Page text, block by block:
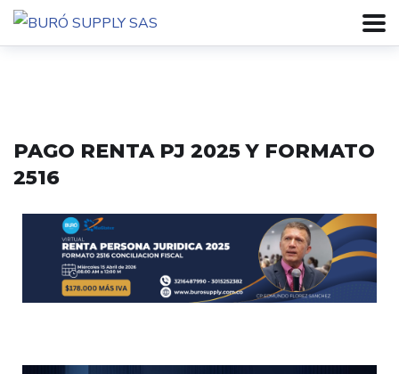
PAGO RENTA PJ 2025 Y FORMATO
2516